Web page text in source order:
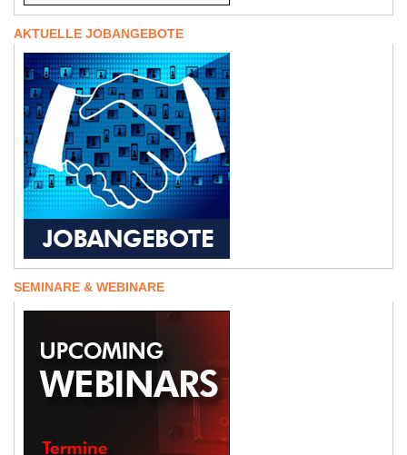
AKTUELLE JOBANGEBOTE
SEMINARE & WEBINARE